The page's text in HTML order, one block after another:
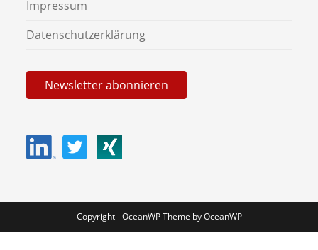
Impressum
Daten­schutz­er­klärung
News­letter abonnieren
Copyright - OceanWP Theme by OceanWP